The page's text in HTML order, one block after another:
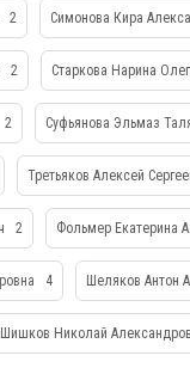
2 Симонова Кира
2 Старкова Нарина
2 Суфьянова Эльмаз
Третьяков Алексей
2 Фольмер Екатерина
4 Шеляков Антон
Шишков Николай